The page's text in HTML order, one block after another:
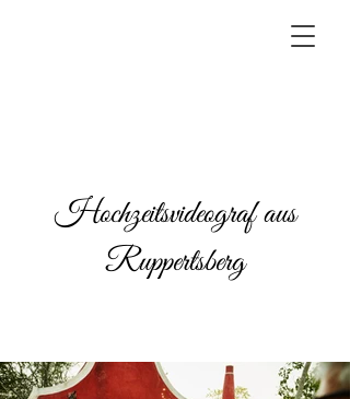
Hochzeitsvideograf aus
Ruppertsberg